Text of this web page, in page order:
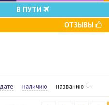
В ПУТИ
ОТЗЫВЫ
дате наличию названию